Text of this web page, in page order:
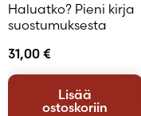
Haluatko? Pieni kirja
suostumuksesta
31,00 €
Lisää
ostoskoriin